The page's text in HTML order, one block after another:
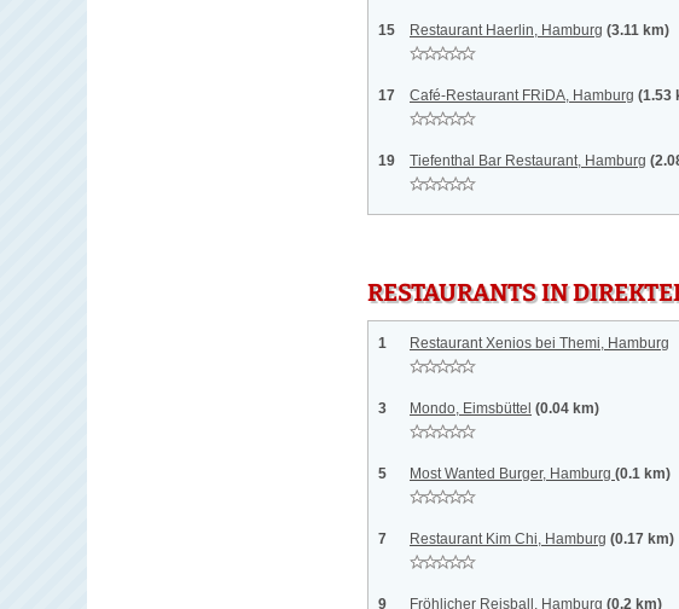
15 Restaurant Haerlin, Hamburg (3.11 km)
17 Café-Restaurant FRiDA, Hamburg (1.53
19 Tiefenthal Bar Restaurant, Hamburg
RESTAURANTS IN
1 Restaurant Xenios bei Themi, Hamburg
3 Mondo, Eimsbüttel (0.04 km)
5 Most Wanted Burger, Hamburg (0.1 km)
7 Restaurant Kim Chi, Hamburg (0.17 km)
9 Fröhlicher Reisball, Hamburg (0.2 km)